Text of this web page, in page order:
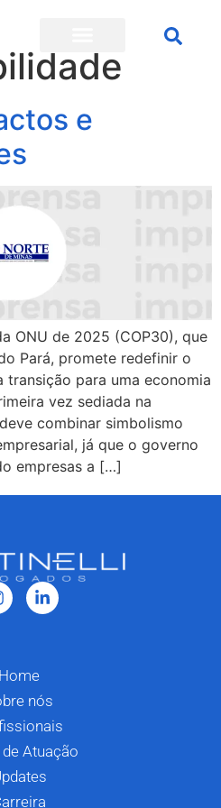
e
ONU de 2025 (COP30), que
Pará, promete redefinir o
para uma economia
vez sediada na
combinar simbolismo
já que o governo
empresas a […]
Home
nós
Atuação